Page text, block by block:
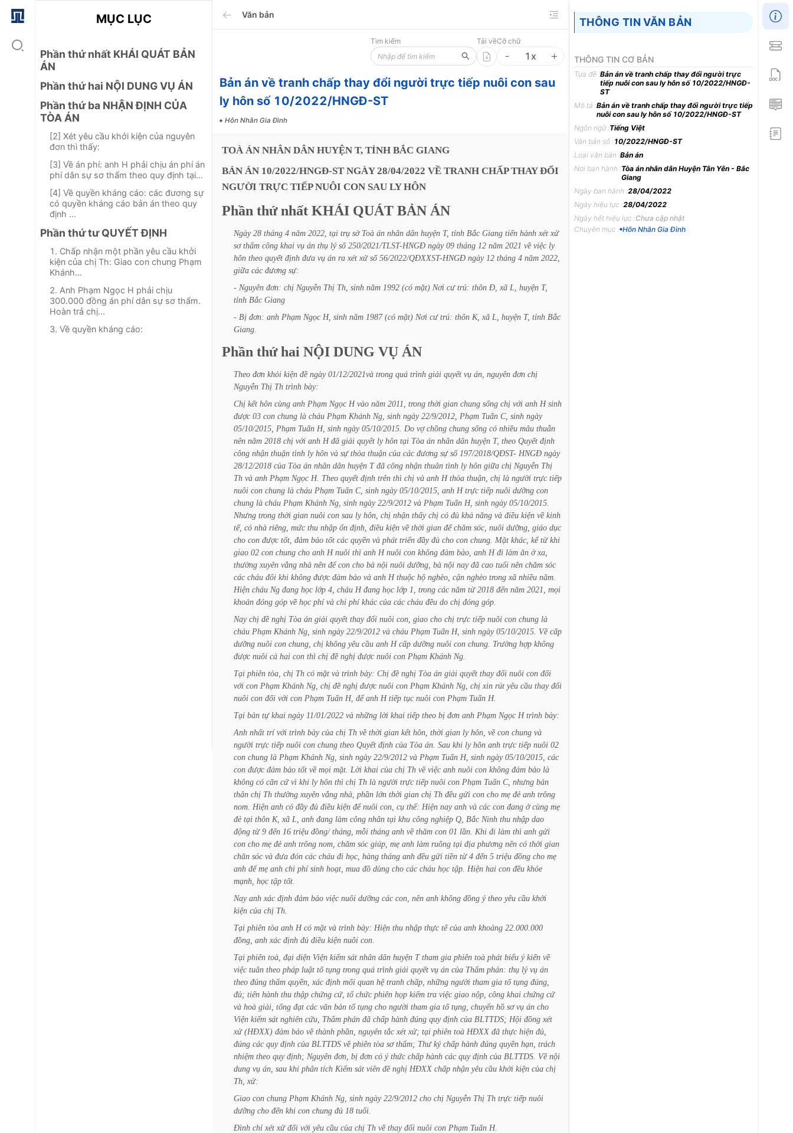
MỤC LỤC
Phần thứ nhất KHÁI QUÁT BẢN
ÁN
Phần thứ hai NỘI DUNG VỤ ÁN
Phần thứ ba NHẬN ĐỊNH CỦA
TÒA ÁN
[2] Xét yêu cầu khởi kiện của nguyên
đơn thì thấy:
[3] Về án phí: anh H phải chịu án phí án
phí dân sự sơ thẩm theo quy định tại...
[4] Về quyền kháng cáo: các đương sự
có quyền kháng cáo bản án theo quy
định ...
Phần thứ tư QUYẾT ĐỊNH
1. Chấp nhận một phần yêu cầu khởi
kiện của chị Th: Giao con chung Phạm
Khánh...
2. Anh Phạm Ngọc H phải chịu
300.000 đồng án phí dân sự sơ thẩm.
Hoàn trả chị...
3. Về quyền kháng cáo:
Văn bản
Tìm kiếm Tải vềCỡ chữ
1 x
Bản án về tranh chấp thay đổi người trực tiếp nuôi con sau
ly hôn số 10/2022/HNGĐ-ST
Hôn Nhân Gia Đình
TOÀ ÁN NHÂN DÂN HUYỆN T, TỈNH BẮC GIANG
BẢN ÁN 10/2022/HNGĐ-ST NGÀY 28/04/2022 VỀ TRANH CHẤP THAY ĐỔI
NGƯỜI TRỰC TIẾP NUÔI CON SAU LY HÔN
Phần thứ nhất KHÁI QUÁT BẢN ÁN
Ngày 28 tháng 4 năm 2022, tại trụ sở Toà án nhân dân huyện T, tỉnh Bắc Giang tiến hành xét xử
sơ thẩm công khai vụ án thụ lý số 250/2021/TLST-HNGĐ ngày 09 tháng 12 năm 2021 về việc ly
hôn theo quyết định đưa vụ án ra xét xử số 56/2022/QĐXXST-HNGĐ ngày 12 tháng 4 năm 2022,
giữa các đương sự:
- Nguyên đơn: chị Nguyễn Thị Th, sinh năm 1992 (có mặt) Nơi cư trú: thôn Đ, xã L, huyện T,
tỉnh Bắc Giang
- Bị đơn: anh Phạm Ngọc H, sinh năm 1987 (có mặt) Nơi cư trú: thôn K, xã L, huyện T, tỉnh Bắc
Giang.
Phần thứ hai NỘI DUNG VỤ ÁN
Theo đơn khỏi kiện đề ngày 01/12/2021và trong quá trình giải quyết vụ án, nguyên đơn chị
Nguyễn Thị Th trình bày:
Chị kết hôn cùng anh Phạm Ngọc H vào năm 2011, trong thời gian chung sống chị với anh H sinh
được 03 con chung là cháu Phạm Khánh Ng, sinh ngày 22/9/2012, Phạm Tuấn C, sinh ngày
05/10/2015, Phạm Tuấn H, sinh ngày 05/10/2015. Do vợ chồng chung sống có nhiều mâu thuẫn
nên năm 2018 chị với anh H đã giải quyết ly hôn tại Tòa án nhân dân huyện T, theo Quyết định
công nhận thuận tình ly hôn và sự thỏa thuận của các đương sự số 197/2018/QĐST- HNGĐ ngày
28/12/2018 của Tòa án nhân dân huyện T đã công nhận thuân tình ly hôn giữa chị Nguyễn Thị
Th và anh Phạm Ngọc H. Theo quyết định trên thì chị và anh H thỏa thuận, chị là người trực tiếp
nuôi con chung là cháu Phạm Tuấn C, sinh ngày 05/10/2015, anh H trực tiếp nuôi dưỡng con
chung là cháu Phạm Khánh Ng, sinh ngày 22/9/2012 và Phạm Tuấn H, sinh ngày 05/10/2015.
Nhưng trong thời gian nuôi con sau ly hôn, chị nhận thấy chị có đủ khả năng và điều kiện về kinh
tế, có nhà riêng, mức thu nhập ổn định, điều kiện về thời gian để chăm sóc, nuôi dưỡng, giáo dục
cho con được tốt, đảm bảo tốt các quyền và phát triển đầy đủ cho con chung. Mặt khác, kể từ khi
giao 02 con chung cho anh H nuôi thì anh H nuôi con không đảm bảo, anh H đi làm ăn ở xa,
thường xuyên vắng nhà nên để con cho bà nội nuôi dưỡng, bà nội nay đã cao tuổi nên chăm sóc
các cháu đôi khi không được đảm bảo và anh H thuộc hộ nghèo, cận nghèo trong xã nhiều năm.
Hiện cháu Ng đang học lớp 4, cháu H đang học lớp 1, trong các năm từ 2018 đến năm 2021,
mọi
khoản đóng góp về học phí và chi phí khác của các cháu đều do chị đóng góp.
Nay chị đề nghị Tòa án giải quyết thay đổi nuôi con, giao cho chị trực tiếp nuôi con chung là
cháu Phạm Khánh Ng, sinh ngày 22/9/2012 và cháu Phạm Tuấn H, sinh ngày 05/10/2015. Về cấp
dưỡng nuôi con chung, chị không yêu cầu anh H cấp dưỡng nuôi con chung. Trường hợp không
được nuôi cả hai con thì chị đề nghị được nuôi con Phạm Khánh Ng.
Tại phiên tòa, chị Th có mặt và trình bày: Chị đề nghị Tòa án giải quyết thay đổi nuôi con đối
với con Phạm Khánh Ng, chị đề nghị được nuôi con Phạm Khánh Ng, chị xin rút yêu cầu thay đổi
nuôi con đối với con Phạm Tuấn H, để anh H tiếp tục nuôi con Phạm Tuấn H.
Tại bản tự khai ngày 11/01/2022 và những lời khai tiếp theo bị đơn anh Phạm Ngọc H trình bày:
Anh nhất trí với trình bày của chị Th về thời gian kết hôn, thời gian ly hôn, về con chung và
người trực tiếp nuôi con chung theo Quyết định của Tòa án. Sau khi ly hôn anh trực tiếp nuôi 02
con chung là Phạm Khánh Ng, sinh ngày 22/9/2012 và Phạm Tuấn H, sinh ngày 05/10/2015, các
con được đảm bảo tốt về mọi mặt. Lời khai của chị Th về việc anh nuôi con không đảm bảo là
không có căn cứ vì khi ly hôn thì chị Th là người trực tiếp nuôi con Phạm Tuấn C, nhưng bản
thân chị Th thường xuyên vắng nhà, phần lớn thời gian chị Th đều gửi con cho mẹ đẻ anh trông
nom. Hiện anh có đầy đủ điều kiện để nuôi con, cụ thể: Hiện nay anh và các con đang ở cùng mẹ
đẻ tại thôn K, xã L, anh đang làm công nhân tại khu công nghiệp Q, Bắc Ninh thu nhập dao
động từ 9 đến 16 triệu đồng/ tháng, mỗi tháng anh về thăm con 01 lần. Khi đi làm thì anh gửi
con cho mẹ đẻ anh trông nom, chăm sóc giúp, mẹ anh làm ruông tại địa phương nên có thời gian
chăn sóc và đưa đón các cháu đi học, hàng tháng anh đều gửi tiền từ 4 đến 5 triệu đồng cho mẹ
anh để mẹ anh chi phí sinh hoạt, mua đồ dùng cho các cháu học tập. Hiện hai con đều khỏe
mạnh, học tập tốt.
Nay anh xác định đảm bảo việc nuôi dưỡng các con, nên anh không đồng ý theo yêu cầu khởi
kiện của chị Th.
Tại phiên tòa anh H có mặt và trình bày: Hiện thu nhập thực tế của anh khoảng 22.000.000
đồng, anh xác định đủ điều kiện nuôi con.
Tại phiên toà, đại diện Viện kiểm sát nhân dân huyện T tham gia phiên toà phát biểu ý kiến về
việc tuân theo pháp luật tố tụng trong quá trình giải quyết vụ án của Thẩm phán: thụ lý vụ án
theo đúng thẩm quyền, xác định mối quan hệ tranh chấp, những người tham gia tố tụng đúng,
đủ; tiến hành thu thập chứng cứ, tổ chức phiên họp kiểm tra việc giao nộp, công khai chứng cứ
và hoà giải, tống đạt các văn bản tố tụng cho người tham gia tố tụng, chuyển hồ sơ vụ án cho
Viện kiểm sát nghiên cứu, Thẩm phán đã chấp hành đúng quy định của BLTTDS; Hội đồng xét
xử (HĐXX) đảm bảo về thành phần, nguyên tắc xét xử; tại phiên toà HĐXX đã thực hiện đủ,
đúng các quy định của BLTTDS về phiên tòa sơ thẩm; Thư ký chấp hành đúng quyền hạn, trách
nhiệm theo quy định; Nguyên đơn, bị đơn có ý thức chấp hành các quy định của BLTTDS. Về nội
dung vụ án, sau khi phân tích Kiểm sát viên đề nghị HĐXX chấp nhận yêu cầu khởi kiện của chị
Th, xử:
Giao con chung Phạm Khánh Ng, sinh ngày 22/9/2012 cho chị Nguyễn Thị Th trực tiếp nuôi
dưỡng cho đến khi con chung đủ 18 tuổi.
Đình chỉ xét xử đối với yêu cầu của chị Th về thay đổi nuôi con Phạm Tuấn H.
THÔNG TIN VĂN BẢN
THÔNG TIN CƠ BẢN
Tựa đề :Bản án về tranh chấp thay đổi người trực
tiếp nuôi con sau ly hôn số 10/2022/HNGĐ-
ST
Mô tả :Bản án về tranh chấp thay đổi người trực tiếp
nuôi con sau ly hôn số 10/2022/HNGĐ-ST
Ngôn ngữ :Tiếng Việt
Văn bản số :10/2022/HNGĐ-ST
Loại văn bản :Bản án
Nơi ban hành :Tòa án nhân dân Huyện Tân Yên - Bắc
Giang
Ngày ban hành :28/04/2022
Ngày hiệu lực :28/04/2022
Ngày hết hiệu lực :Chưa cập nhật
Chuyên mục : Hôn Nhân Gia Đình